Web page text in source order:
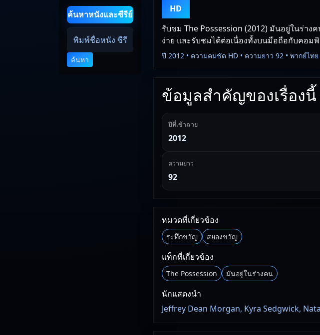
ค้นหาหนังและซีรีย์
ค้นหา
HD
รับชม The Possession (2012) มันอยู่ในร่า
ง่าย และรับชมได้ต่อเนื่องทั้งบนมือถือกับคอมพิ
ปี 2012 • ความคมชัด HD • ความยาว 92 • พากย์ไทย
ข้อมูลสำคัญของเรื่องนี้
ปีที่เข้าฉาย
2012
ความยาว
92
หมวดที่เกี่ยวข้อง
ระทึกขวัญ สยองขวัญ
แท็กที่เกี่ยวข้อง
The Possession มันอยู่ในร่างคน
นักแสดงนำ
Jeffrey Dean Morgan, Kyra Sedgwick,